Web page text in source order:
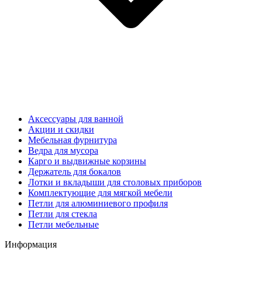
Аксессуары для ванной
Акции и скидки
Мебельная фурнитура
Ведра для мусора
Карго и выдвижные корзины
Держатель для бокалов
Лотки и вкладыши для столовых приборов
Комплектующие для мягкой мебели
Петли для алюминиевого профиля
Петли для стекла
Петли мебельные
Информация